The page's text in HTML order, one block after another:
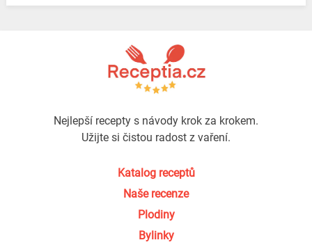
Nejlepší recepty s návody krok za krokem.
Užijte si čistou radost z vaření.
Katalog receptů
Naše recenze
Plodiny
Bylinky